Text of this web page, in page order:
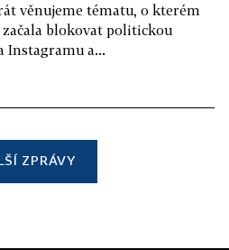
věnujeme tématu, o kterém
blokovat politickou
Instagramu a...
ZPRÁVY